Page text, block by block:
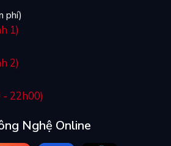
phí)
1)
2)
- 22h00)
Nghệ Online